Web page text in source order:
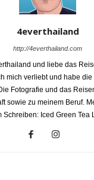
4everthailand
http://4everthailand.com
und liebe das
mich verliebt und habe die
Fotografie und das
sowie zu meinem Beruf.
Schreiben: Iced Green Tea